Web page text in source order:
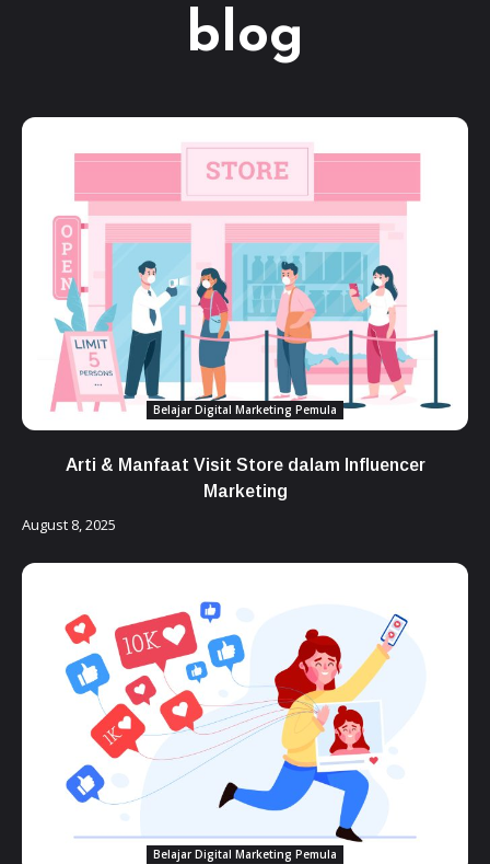
blog
Belajar Digital Marketing Pemula
Arti & Manfaat Visit Store dalam Influencer
Marketing
August 8, 2025
Belajar Digital Marketing Pemula